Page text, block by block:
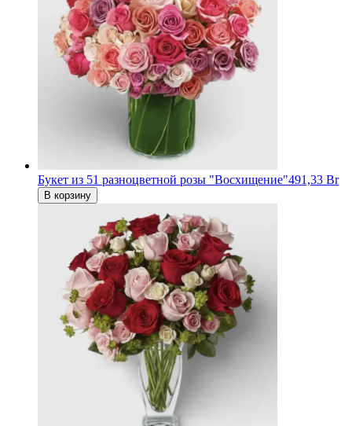
Букет из 51 разноцветной розы "Восхищение"491,33 Br
В корзину